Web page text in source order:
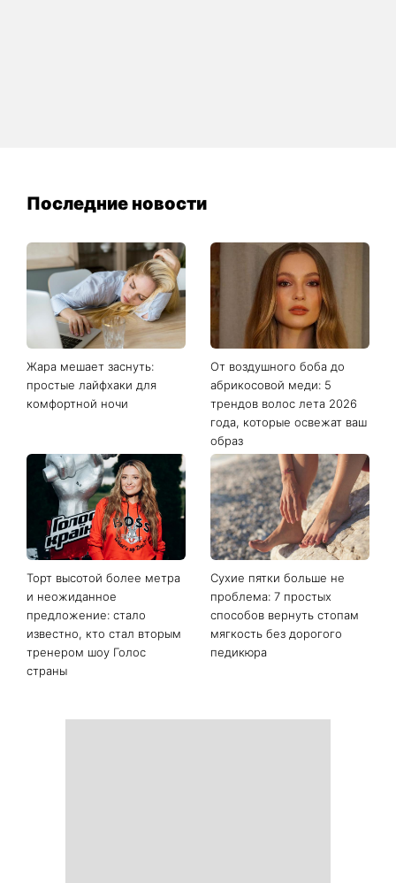
Последние новости
Жара мешает заснуть:
простые лайфхаки для
комфортной ночи
От воздушного боба до
абрикосовой меди: 5
трендов волос лета 2026
года, которые освежат ваш
образ
Торт высотой более метра
и неожиданное
предложение: стало
известно, кто стал вторым
тренером шоу Голос
страны
Сухие пятки больше не
проблема: 7 простых
способов вернуть стопам
мягкость без дорогого
педикюра